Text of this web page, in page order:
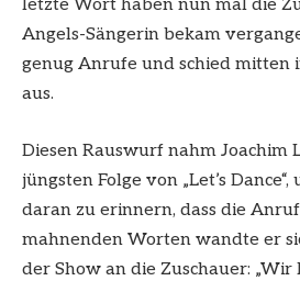
letzte Wort haben nun mal die
Angels-Sängerin bekam
genug Anrufe und schied mitten
aus.
Diesen Rauswurf nahm Joachim
jüngsten Folge von „Let’s
daran zu erinnern, dass die
mahnenden Worten wandte er
der Show an die Zuschauer: „Wir